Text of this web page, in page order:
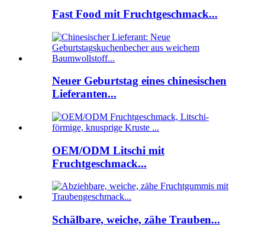
Fast Food mit Fruchtgeschmack...
Neuer Geburtstag eines chinesischen
Lieferanten...
OEM/ODM Litschi mit
Fruchtgeschmack...
Schälbare, weiche, zähe Trauben...